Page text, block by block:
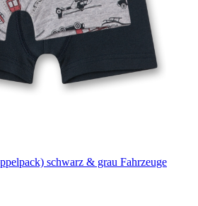
schwarz & grau Fahrzeuge